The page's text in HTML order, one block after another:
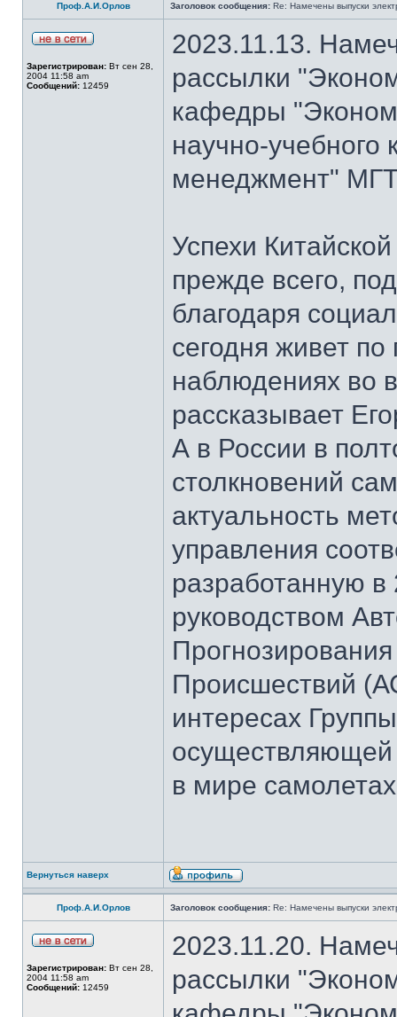
Проф.А.И.Орлов Заголовок сообщения: Re: Намечены выпуски
Зарегистрирован: Вт сен 28,
2004 11:58 am
Сообщений: 12459
2023.11.13.
рассылки
кафедры
научно-
менеджмент"
Успехи
прежде всего,
благодаря
сегодня живет
наблюдениях во
рассказывает
А в России в
столкновений
актуальность
управления
разработанную
руководством
Происшествий
интересах
осуществляющей
в мире
Вернуться наверх
Проф.А.И.Орлов Заголовок сообщения: Re: Намечены выпуски
Зарегистрирован: Вт сен 28,
2004 11:58 am
Сообщений: 12459
2023.11.20.
рассылки